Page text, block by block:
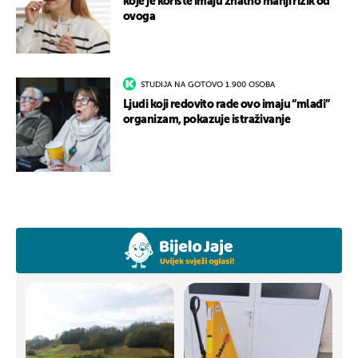
ovoga
STUDIJA NA GOTOVO 1.900 OSOBA
Ljudi koji redovito rade ovo imaju “mlađi”
organizam, pokazuje istraživanje